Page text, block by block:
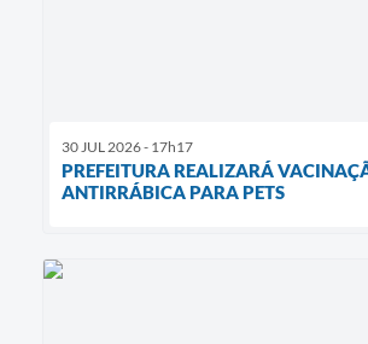
30 JUL 2026 - 17h17
PREFEITURA REALIZARÁ
ANTIRRÁBICA PARA PETS